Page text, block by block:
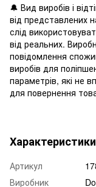
🔔 Вид виробів і
від представлених
слід
від реальних.
повідомлення
виробів для
параметрів, які не
для повернення
Характеристики
Артикул
Виробник